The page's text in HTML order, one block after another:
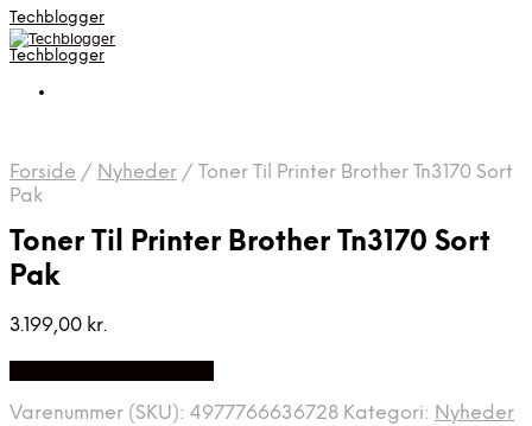
Techblogger
Techblogger
Forside / Nyheder / Toner Til Printer Brother Tn3170 Sort
Pak
Toner Til Printer Brother Tn3170 Sort
Pak
3.199,00 kr.
Varenummer (SKU): 4977766636728 Kategori: Nyheder